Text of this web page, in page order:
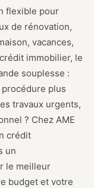
flexible pour
de rénovation,
vacances,
immobilier, le
souplesse :
plus
travaux urgents,
? Chez AME
crédit
un
le meilleur
budget et votre